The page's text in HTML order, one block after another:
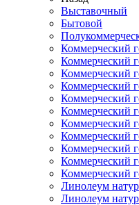
Выставочный
Бытовой
Коммерческий
Коммерческий
Коммерческий
Коммерческий
Коммерческий
Коммерческий
Коммерческий
Коммерческий
Коммерческий
Коммерческий
Коммерческий
Линолеум
Линолеум